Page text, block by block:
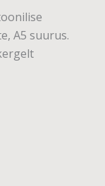
A5 suurus.